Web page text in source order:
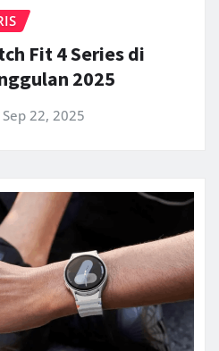
Fit 4 Series di
2025
Sep 22, 2025